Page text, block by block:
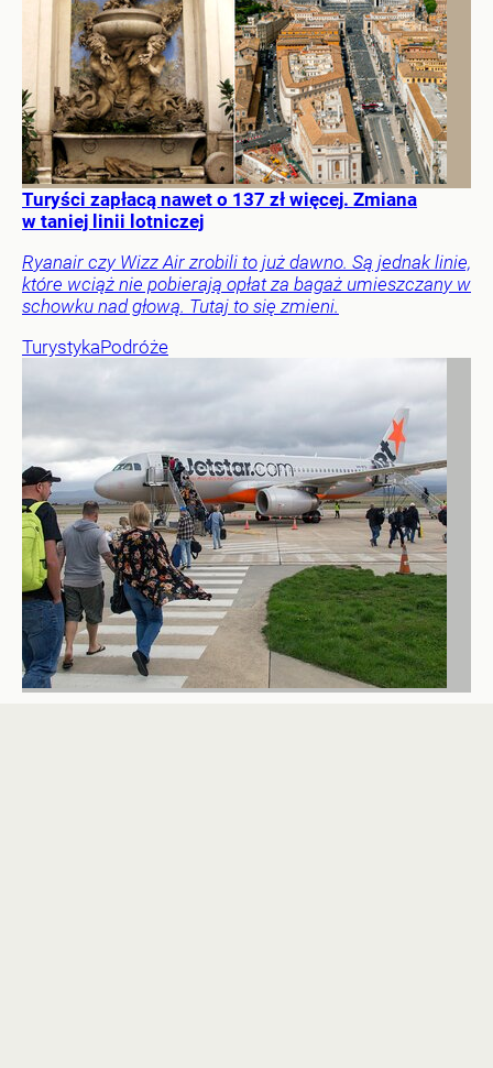
Turyści zapłacą nawet o 137 zł więcej. Zmiana
w taniej linii lotniczej
Ryanair czy Wizz Air zrobili to już dawno. Są jednak linie,
które wciąż nie pobierają opłat za bagaż umieszczany w
schowku nad głową. Tutaj to się zmieni.
TurystykaPodróże